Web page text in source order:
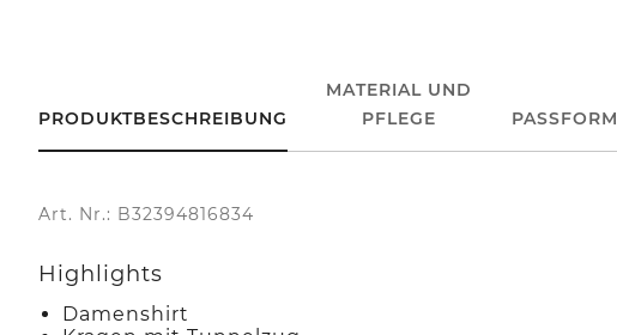
PRODUKTBESCHREIBUNG
MATERIAL UND
PFLEGE
PASSFORM
Art. Nr.: B32394816834
Highlights
Damenshirt